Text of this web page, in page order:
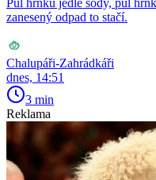
Půl hrnku jedlé sody, půl
zanesený odpad to stačí.
Chalupáři-Zahrádkáři
dnes, 14:51
3 min
Reklama